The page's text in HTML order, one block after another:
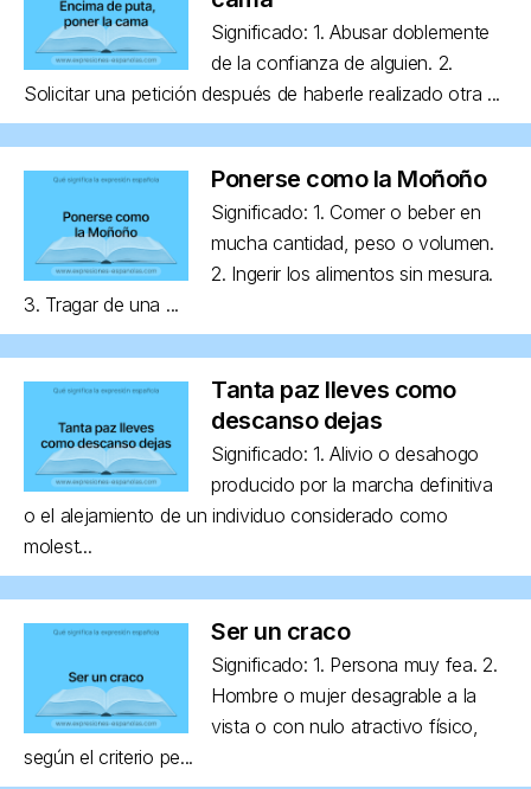
Significado: 1. Abusar doblemente
de la confianza de alguien. 2.
Solicitar una petición después de haberle realizado otra ...
Ponerse como la Moñoño
Significado: 1. Comer o beber en
mucha cantidad, peso o volumen.
2. Ingerir los alimentos sin mesura.
3. Tragar de una ...
Tanta paz lleves como
descanso dejas
Significado: 1. Alivio o desahogo
producido por la marcha definitiva
o el alejamiento de un individuo considerado como
molest...
Ser un craco
Significado: 1. Persona muy fea. 2.
Hombre o mujer desagrable a la
vista o con nulo atractivo físico,
según el criterio pe...